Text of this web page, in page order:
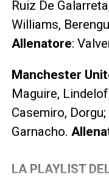
Ruiz De
Williams,
Allenatore:
Manchester
Maguire,
Casemiro,
Garnacho.
LA PLAYLIST